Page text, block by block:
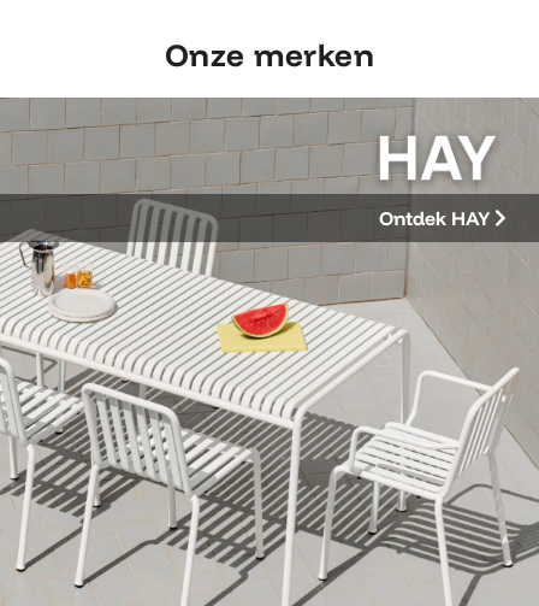
Onze merken
Ontdek HAY